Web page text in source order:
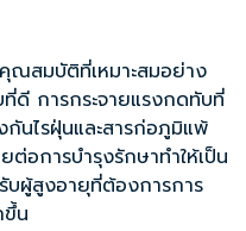
ณสมบัติที่เหมาะสมอย่าง
ดี การกระจายแรงกดทับที่
นไรฝุ่นและสารก่อภูมิแพ้
อการบำรุงรักษาทำให้เป็น
บผู้สูงอายุที่ต้องการการ
น